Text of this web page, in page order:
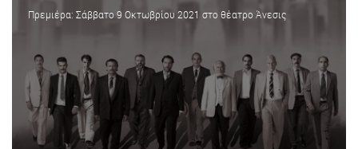
Πρεμιέρα: Σάββατο 9 Οκτωβρίου 2021 στο θέατρο Άνεσις